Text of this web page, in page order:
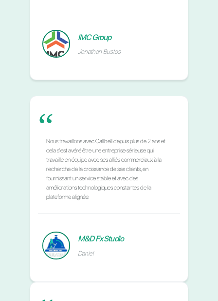
“
En tant que partenaire, je reconnais que la solution et
l'intégration de Callbell sont des éléments solides,
généralement une implémentation rapide et stable,
Momento de Innovar
Adaniel Carrasco
“
solutions de productivité et de communication aux